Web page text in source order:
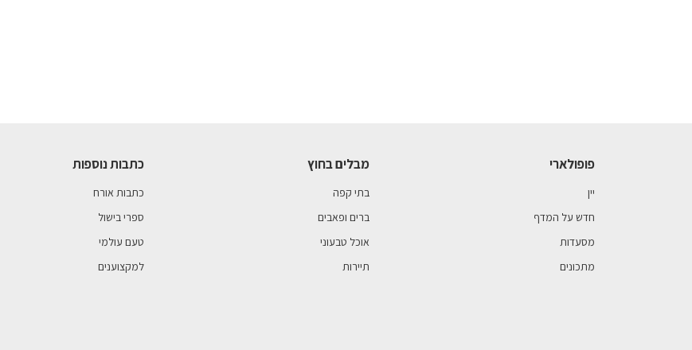
פופולארי
יין
חדש על המדף
מסעדות
מתכונים
מבלים בחוץ
בתי קפה
ברים ופאבים
אוכל טבעוני
תיירות
כתבות נוספות
כתבות אורח
ספרי בישול
טעם עולמי
למקצוענים